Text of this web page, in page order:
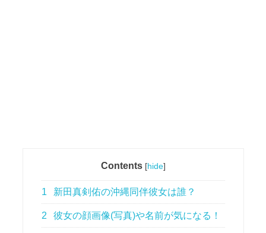
Contents [hide]
1 新田真剣佑の沖縄同伴彼女は誰？
2 彼女の顔画像(写真)や名前が気になる！